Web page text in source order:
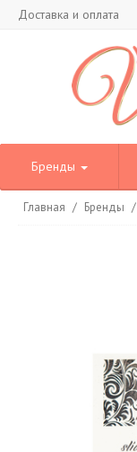
Доставка и оплата
Бренды
Главная / Бренды /